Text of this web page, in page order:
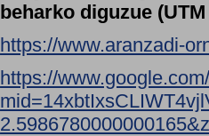
beharko diguzue
https://www.aranzadi-
https://